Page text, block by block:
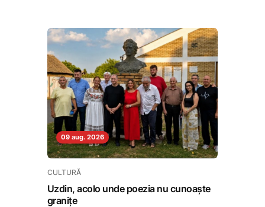
09 aug. 2026
CULTURĂ
Uzdin, acolo unde poezia nu cunoaște
granițe